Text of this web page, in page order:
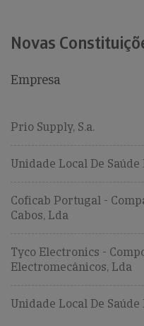
Novas
Empresa
Prio Supply, S.a.
Unidade Local De
Coficab Portugal -
Cabos, Lda
Tyco Electronics -
Electromecânicos, Lda
Unidade Local De Saúde